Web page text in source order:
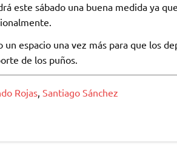
este sábado una buena medida ya
espacio una vez más para que los
de los puños.
Rojas, Santiago Sánchez